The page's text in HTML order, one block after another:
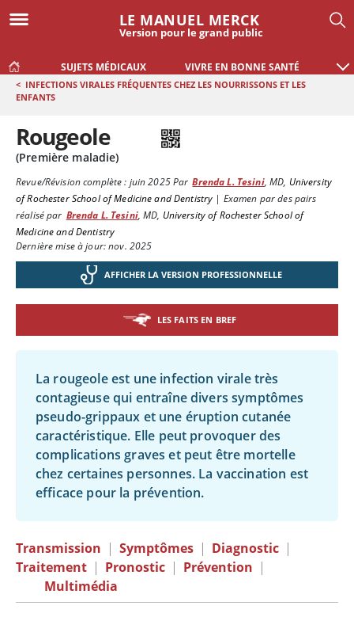
LE MANUEL MERCK
Version pour le grand public
SUJETS MÉDICAUX VIVRE EN BONNE SANTÉ
< INFECTIONS VIRALES FRÉQUENTES CHEZ LES NOURRISSONS ET LES
ENFANTS
Rougeole
(Première maladie)
Revue/Révision complète : juin 2025Par Brenda L. Tesini, MD, University
of Rochester School of Medicine and Dentistry | Examen par des pairs
réalisé par Brenda L. Tesini,MD, University of Rochester School of
Medicine and Dentistry
Dernière mise à jour: nov. 2025
AFFICHER LA VERSION PROFESSIONNELLE
LES FAITS EN BREF
La rougeole est une infection virale très
contagieuse qui entraîne divers symptômes
pseudo-grippaux et une éruption cutanée
caractéristique. Elle peut provoquer des
complications graves et peut être mortelle
chez certaines personnes. La vaccination est
efficace pour la prévention.
Transmission | Symptômes | Diagnostic |
Traitement | Pronostic | Prévention |
Multimédia